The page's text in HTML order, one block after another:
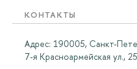
КОНТАКТЫ
Адрес: 190005, Санкт-
7-я Красноармейская ул.,